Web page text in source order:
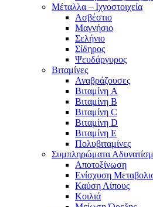
Μέταλλα – Ιχνοστοιχεία
Ασβέστιο
Μαγνήσιο
Σελήνιο
Σίδηρος
Ψευδάργυρος
Βιταμίνες
Αναβράζουσες
Βιταμίνη A
Βιταμίνη B
Βιταμίνη C
Βιταμίνη D
Βιταμίνη E
Πολυβιταμίνες
Συμπληρώματα
Αποτοξίνωση
Ενίσχυση
Καύση Λίπους
Κοιλιά